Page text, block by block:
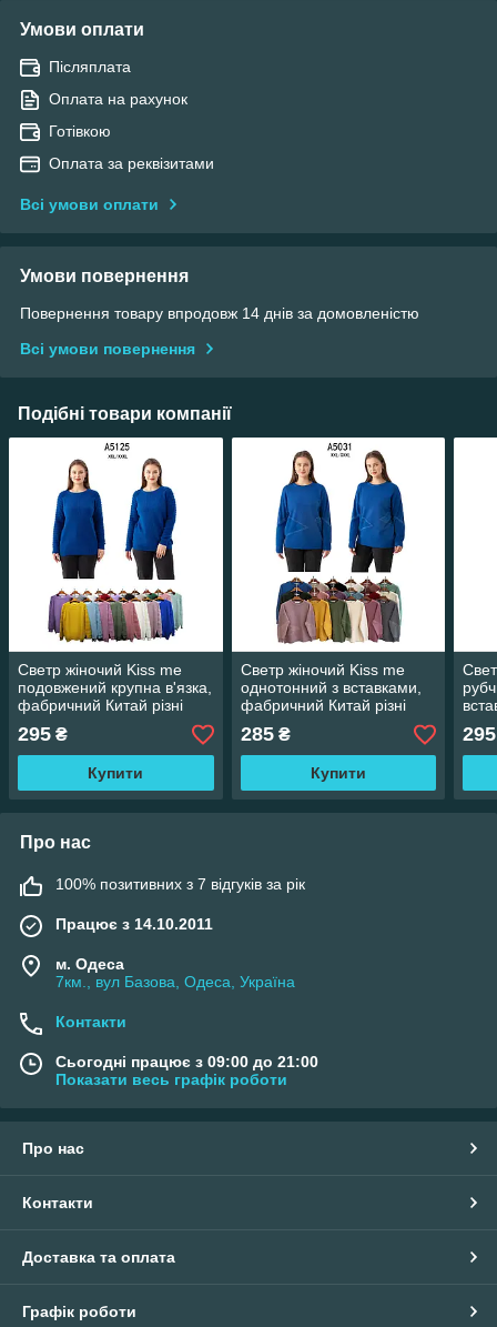
Умови оплати
Післяплата
Оплата на рахунок
Готівкою
Оплата за реквізитами
Всі умови оплати
Умови повернення
Повернення товару впродовж 14 днів за домовленістю
Всі умови повернення
Подібні товари компанії
Светр жіночий Kiss me
подовжений крупна в'язка,
фабричний Китай різні
кольори. Розміри
XXL/XXXL
295 ₴
Купити
Светр жіночий Kiss me
однотонний з вставками,
фабричний Китай різні
кольори. Розміри
XXL/XXXL
285₴
Купити
295
Про нас
100% позитивних з 7 відгуків за рік
Працює з 14.10.2011
м. Одеса
7км., вул Базова, Одеса, Україна
Контакти
Сьогодні працює з 09:00 до 21:00
Показати весь графік роботи
Про нас
Контакти
Доставка та оплата
Графік роботи